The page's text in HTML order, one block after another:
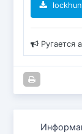
Ругается